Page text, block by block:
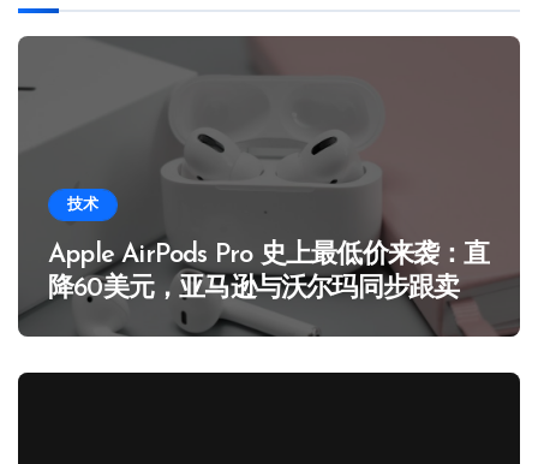
技术
Apple AirPods Pro 史上最低价来袭：直
降60美元，亚马逊与沃尔玛同步跟卖